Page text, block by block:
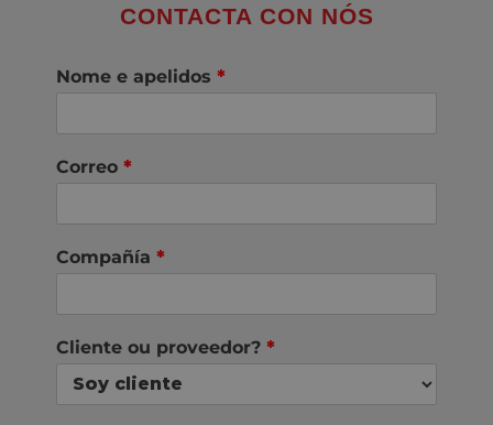
CONTACTA CON NÓS
Nome e apelidos *
Correo *
Compañía *
Cliente ou proveedor? *